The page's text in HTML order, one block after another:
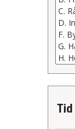
tid